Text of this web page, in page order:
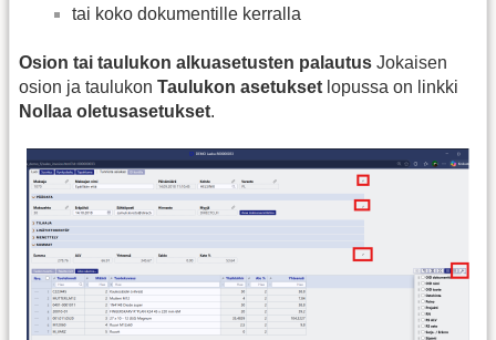
tai koko dokumentille kerralla
Osion tai taulukon alkuasetusten palautus Jokaisen
osion ja taulukon Taulukon asetukset lopussa on linkki
Nollaa oletusasetukset.